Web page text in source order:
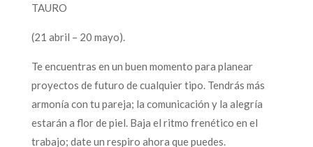
TAURO
(21 abril – 20 mayo).
Te encuentras en un buen momento para planear
proyectos de futuro de cualquier tipo. Tendrás más
armonía con tu pareja; la comunicación y la alegría
estarán a flor de piel. Baja el ritmo frenético en el
trabajo; date un respiro ahora que puedes.